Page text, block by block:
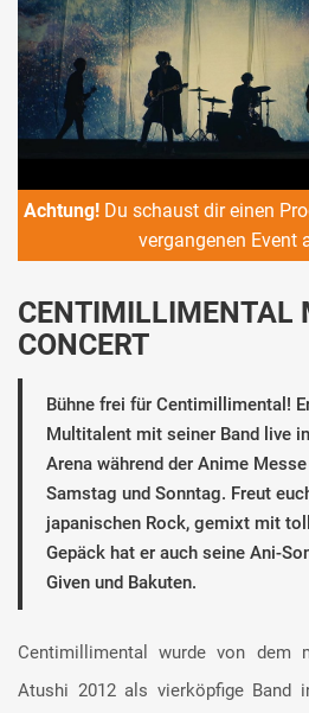
Achtung! Du schaust dir einen
vergangenen Event
CENTIMILLIMENTAL
CONCERT
Bühne frei für Centimillimental!
Multitalent mit seiner Band live
Arena während der Anime
Samstag und Sonntag. Freut
japanischen Rock, gemixt mit
Gepäck hat er auch seine Ani-
Given und Bakuten.
Centimillimental wurde von dem
Atushi 2012 als vierköpfige Band